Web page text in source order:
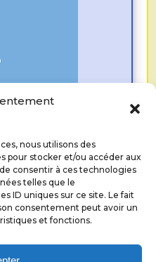
nous utilisons des
pour stocker et/ou accéder aux
consentir à ces technologies
telles que le
ID uniques sur ce site. Le fait
consentement peut avoir un
et fonctions.
DE SAVOIRS
2026.